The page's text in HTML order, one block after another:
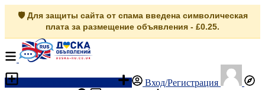
🛡️ Для защиты сайта от спама введена символическая
плата за размещение объявления - £0.25.
Вход/Регистрация